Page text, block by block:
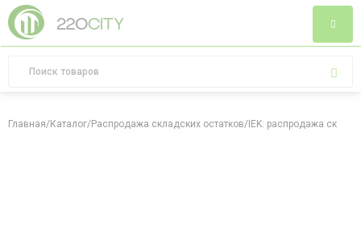
Главная/Каталог/Распродажа складских остатков/ IEK: распродажа